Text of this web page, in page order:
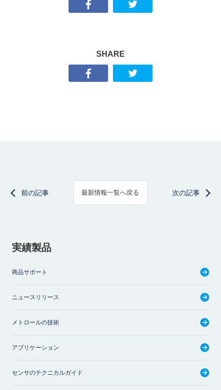
SHARE
前の記事 最新情報一覧へ戻る 次の記事
実績製品
商品サポート
ニュースリリース
メトロールの技術
アプリケーション
センサのテクニカルガイド